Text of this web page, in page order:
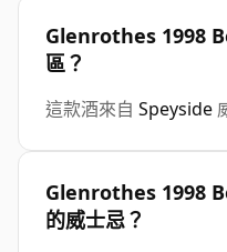
Glenrothes 1998
區？
這款酒來自 Speyside
Glenrothes 1998
的威士忌？